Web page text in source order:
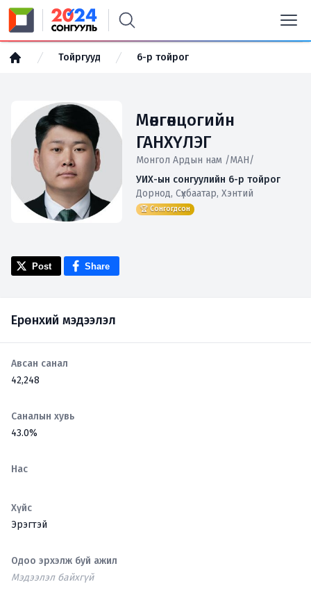
Тойргууд 6-р тойрог
Мөнгөнцогийн
ГАНХҮЛЭГ
Монгол Ардын нам /МАН/
УИХ-ын сонгуулийн 6-р тойрог
Дорнод, Сүхбаатар, Хэнтий
🏆 Сонгогдсон
Post Share
Ерөнхий мэдээлэл
Авсан санал
42,248
Саналын хувь
43.0%
Нас
Хүйс
Эрэгтэй
Одоо эрхэлж буй ажил
Мэдээлэл байхгүй